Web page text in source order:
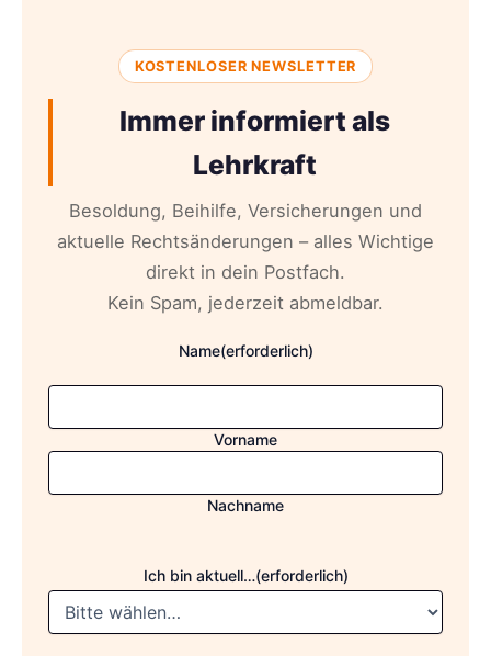
KOSTENLOSER NEWSLETTER
Immer informiert als
Lehrkraft
Besoldung, Beihilfe, Versicherungen und
aktuelle Rechtsänderungen – alles Wichtige
direkt in dein Postfach.
Kein Spam, jederzeit abmeldbar.
Name(erforderlich)
Vorname
Nachname
Ich bin aktuell…(erforderlich)